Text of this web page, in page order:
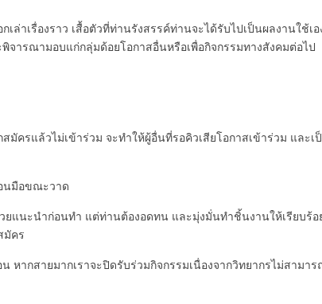
องราว เสื้อตัวที่ท่านรังสรรค์ท่านจะได้รับไปเป็นผลงานใช้เอ
ารณามอบแก่กลุ่มด้อยโอกาสอื่นหรือเพื่อกิจกรรมทางสังคมต่อไป
มัครแล้วไม่เข้าร่วม จะทำให้ผู้อื่นที่รอคิวเสียโอกาสเข้าร่วม และเ
นมือขณะวาด
ยแนะนำก่อนทำ แต่ท่านต้องอดทน และมุ่งมั่นทำชิ้นงานให้เรียบร้อ
มัคร
หากสายมากเราจะปิดรับร่วมกิจกรรมเนื่องจากวิทยากรไม่สามาร